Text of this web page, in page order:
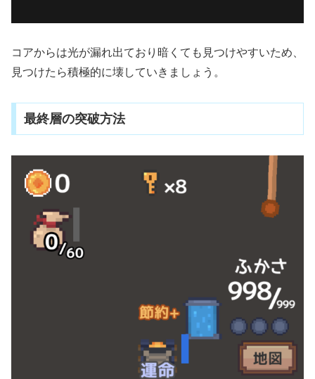
コアからは光が漏れ出ており暗くても見つけやすいため、
見つけたら積極的に壊していきましょう。
最終層の突破方法